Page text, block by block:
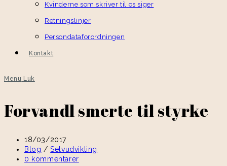
Kvinderne som skriver til os siger
Retningslinjer
Persondataforordningen
Kontakt
Menu Luk
Forvandl smerte til styrke
18/03/2017
Blog / Selvudvikling
0 kommentarer